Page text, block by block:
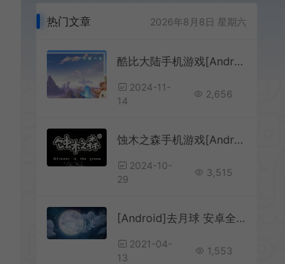
热门文章 2026年8月8日 星期六
酷比大陆手机游戏[Android][v0.3.0.3245]
2024-11-
14
2,656
蚀木之森手机游戏[Android][v1.0]
2024-10-
29
3,515
[Android]去月球 安卓全中文版下载
2021-04-
13
1,553